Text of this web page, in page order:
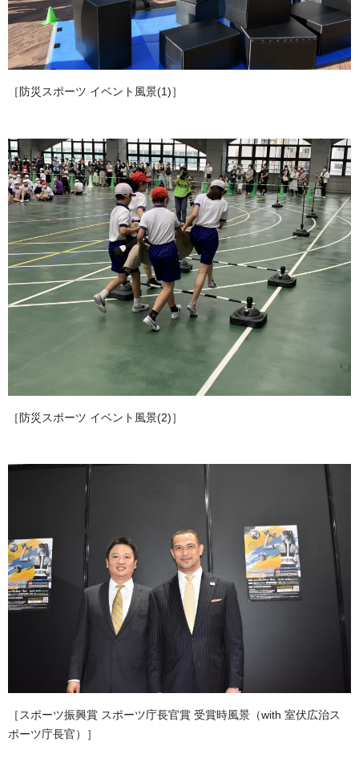
［防災スポーツ イベント風景(1)］
［防災スポーツ イベント風景(2)］
［スポーツ振興賞 スポーツ庁長官賞 受賞時風景（with 室伏広治ス
ポーツ庁長官）］